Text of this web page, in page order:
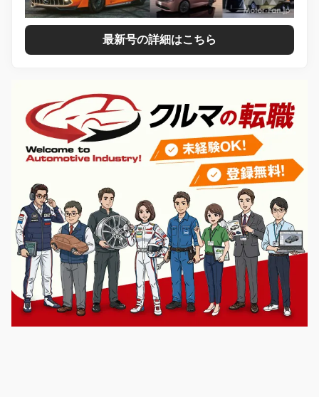
最新号の詳細はこちら